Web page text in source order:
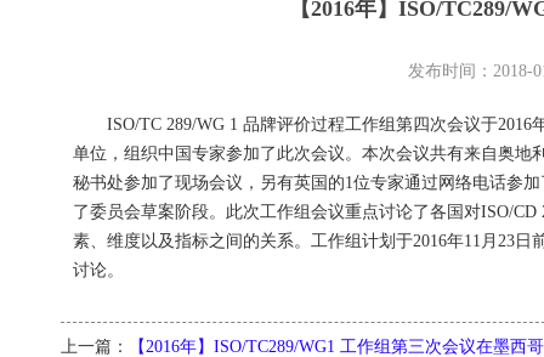
【2016年】ISO/TC289/
发布时间：2018-
ISO/TC 289/WG 1 品牌评价过程工作组第四次会议于
单位，组织中国专家参加了此次会议。本次会议共有来自奥地
秘书处参加了现场会议，另有英国的1位专家通过网络电话参
了委员会草案阶段。此次工作组会议重点讨论了各国对ISO/
素、维度以及指标之间的关系。工作组计划于2016年11月23
讨论。
上一篇：
【2016年】ISO/TC289/WG1 工作组第三次会议在墨西